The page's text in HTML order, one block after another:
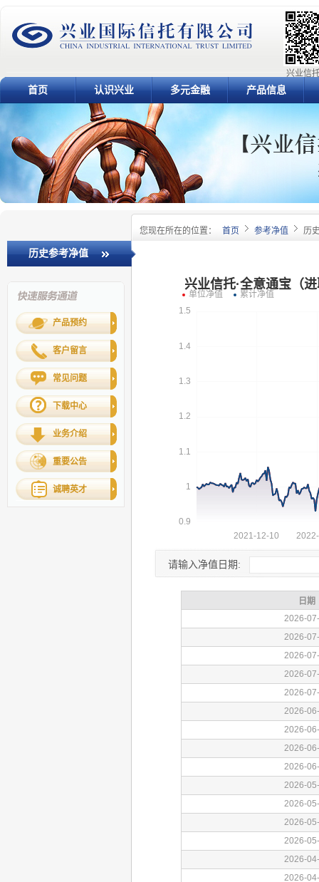
兴业信
首页 认识兴业 多元金融 产品信息
您现在所在的位置： 首页 参考净值 历
历史参考净值
产品预约
客户留言
常见问题
下载中心
业务介绍
重要公告
诚聘英才
请输入净值日期: